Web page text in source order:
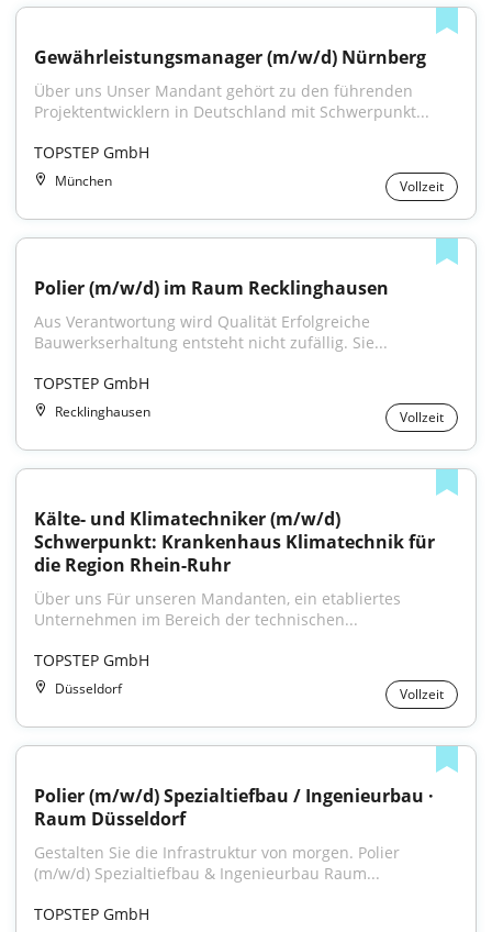
Gewährleistungsmanager (m/w/d) Nürnberg
Über uns Unser Mandant gehört zu den führenden
Projektentwicklern in Deutschland mit Schwerpunkt...
TOPSTEP GmbH
München Vollzeit
Polier (m/w/d) im Raum Recklinghausen
Aus Verantwortung wird Qualität Erfolgreiche
Bauwerkserhaltung entsteht nicht zufällig. Sie...
TOPSTEP GmbH
Recklinghausen Vollzeit
Kälte- und Klimatechniker (m/w/d)
Schwerpunkt: Krankenhaus Klimatechnik für
die Region Rhein-Ruhr
Über uns Für unseren Mandanten, ein etabliertes
Unternehmen im Bereich der technischen...
TOPSTEP GmbH
Düsseldorf Vollzeit
Polier (m/w/d) Spezialtiefbau / Ingenieurbau ·
Raum Düsseldorf
Gestalten Sie die Infrastruktur von morgen. Polier
(m/w/d) Spezialtiefbau & Ingenieurbau Raum...
TOPSTEP GmbH